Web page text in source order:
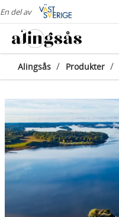
En del av
Alingsås / Produkter /